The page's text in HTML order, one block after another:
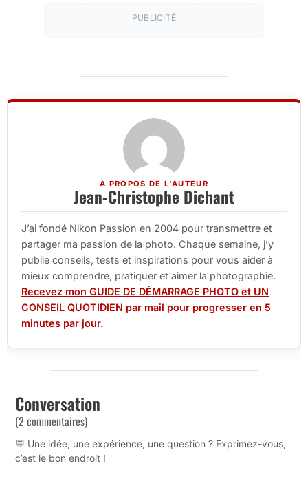
PUBLICITÉ
À PROPOS DE L'AUTEUR
Jean-Christophe Dichant
J’ai fondé Nikon Passion en 2004 pour transmettre et
partager ma passion de la photo. Chaque semaine, j’y
publie conseils, tests et inspirations pour vous aider à
mieux comprendre, pratiquer et aimer la photographie.
Recevez mon GUIDE DE DÉMARRAGE PHOTO et UN
CONSEIL QUOTIDIEN par mail pour progresser en 5
minutes par jour.
Conversation
(2 commentaires)
💬 Une idée, une expérience, une question ? Exprimez-vous,
c’est le bon endroit !